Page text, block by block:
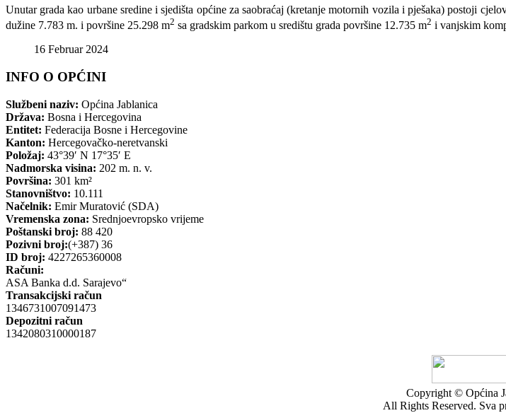
Unutar grada kao urbane sredine i sjedišta općine za saobraćaj (kretanje motornih vozila i pješaka) postoji
dužine 7.783 m. i površine 25.298 m2 sa gradskim parkom u središtu grada površine 12.735 m2 i vanjskim
16 Februar 2024
INFO O OPĆINI
Službeni naziv: Općina Jablanica
Država: Bosna i Hercegovina
Entitet: Federacija Bosne i Hercegovine
Kanton: Hercegovačko-neretvanski
Položaj: 43°39′ N 17°35′ E
Nadmorska visina: 202 m. n. v.
Površina: 301 km²
Stanovništvo: 10.111
Načelnik: Emir Muratović (SDA)
Vremenska zona: Srednjoevropsko vrijeme
Poštanski broj: 88 420
Pozivni broj:(+387) 36
ID broj: 4227265360008
Računi:
ASA Banka d.d. Sarajevo“
Transakcijski račun
1346731007091473
Depozitni račun
1342080310000187
Copyright © Općina
All Rights Reserved. Sva